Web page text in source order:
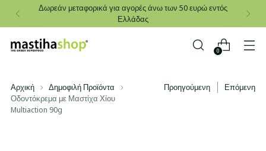
Δωρεάν μεταφορικά για αγορές άνω των 50 ευρώ εντός
Ελλάδας
0
Αρχική
Δημοφιλή Προϊόντα
Οδοντόκρεμα με Μαστίχα Χίου
Multiaction 90g
Προηγούμενη Επόμενη